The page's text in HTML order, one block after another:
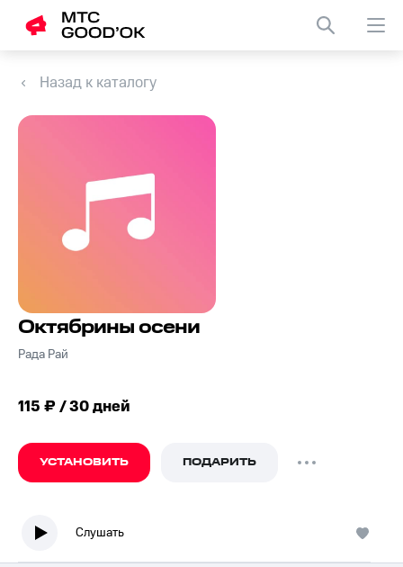
Назад к каталогу
Октябрины осени
Рада Рай
115 ₽ / 30 дней
УСТАНОВИТЬ ПОДАРИТЬ
Слушать